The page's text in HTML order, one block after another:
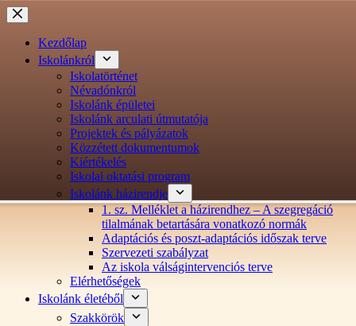
Ugrás
a
tartalomraKezdőlap
Iskolánkról
Iskolatörténet
Névadónkról
Iskolánk épületei
Iskolánk arculati útmutatója
Projektek és pályázatok
Közzétett dokumentumok
Kiértékelés
Iskolai oktatási program
Iskolánk házirendje
1. sz. Melléklet a házirendhez – A szegregáció
tilalmának betartására vonatkozó normák
Adaptációs és poszt-adaptációs időszak terve
Szervezeti szabályzat
Az iskola válságintervenciós terve
Elérhetőségek
Iskolánk életéből
Szakkörök